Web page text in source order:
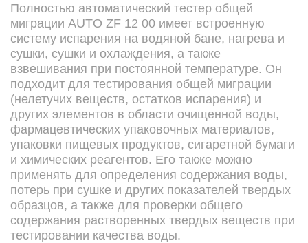
Полностью автоматический тестер общей
миграции AUTO ZF 12 00 имеет встроенную
систему испарения на водяной бане, нагрева и
сушки, сушки и охлаждения, а также
взвешивания при постоянной температуре. Он
подходит для тестирования общей миграции
(нелетучих веществ, остатков испарения) и
других элементов в области очищенной воды,
фармацевтических упаковочных материалов,
упаковки пищевых продуктов, сигаретной бумаги
и химических реагентов. Его также можно
применять для определения содержания воды,
потерь при сушке и других показателей твердых
образцов, а также для проверки общего
содержания растворенных твердых веществ при
тестировании качества воды.